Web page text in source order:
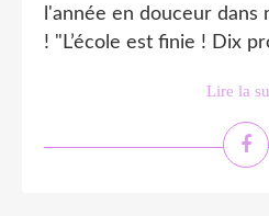
l'année en douceur dans
! "L’école est finie ! Dix
Lire la